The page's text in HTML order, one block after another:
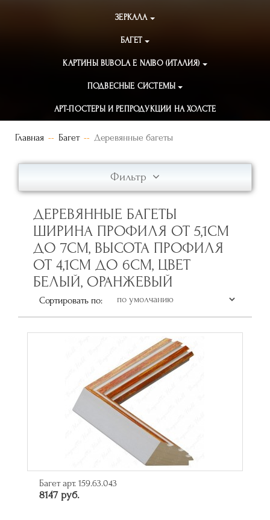
ЗЕРКАЛА
БАГЕТ
КАРТИНЫ BUBOLA E NAIBO (ИТАЛИЯ)
ПОДВЕСНЫЕ СИСТЕМЫ
АРТ-ПОСТЕРЫ И РЕПРОДУКЦИИ НА ХОЛСТЕ
Главная Багет Деревянные багеты
Фильтр
ДЕРЕВЯННЫЕ БАГЕТЫ
ШИРИНА ПРОФИЛЯ ОТ 5,1СМ
ДО 7СМ, ВЫСОТА ПРОФИЛЯ
ОТ 4,1СМ ДО 6СМ, ЦВЕТ
БЕЛЫЙ, ОРАНЖЕВЫЙ
Сортировать по:
Багет арт. 159.63.043
8147 руб.